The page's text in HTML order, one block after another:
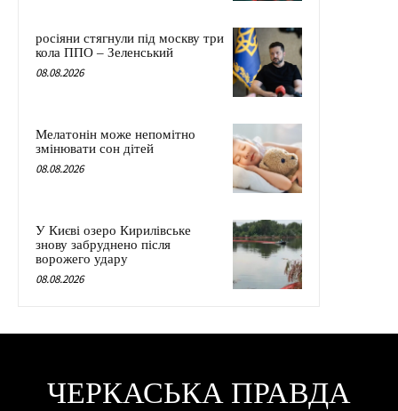
росіяни стягнули під москву три
кола ППО – Зеленський
08.08.2026
Мелатонін може непомітно
змінювати сон дітей
08.08.2026
У Києві озеро Кирилівське
знову забруднено після
ворожего удару
08.08.2026
ЧЕРКАСЬКА ПРАВДА